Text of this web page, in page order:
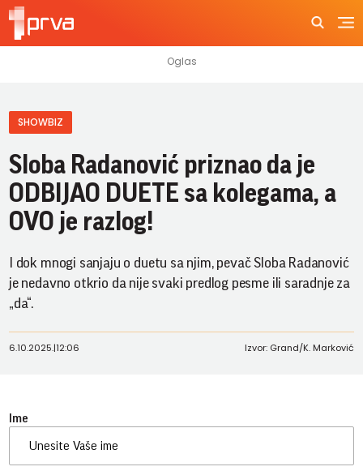
SHOWBIZ
Sloba Radanović priznao da je
ODBIJAO DUETE sa kolegama, a
OVO je razlog!
I dok mnogi sanjaju o duetu sa njim, pevač Sloba Radanović
je nedavno otkrio da nije svaki predlog pesme ili saradnje za
„da“.
6.10.2025.|12:06 Izvor: Grand/K. Marković
Ime